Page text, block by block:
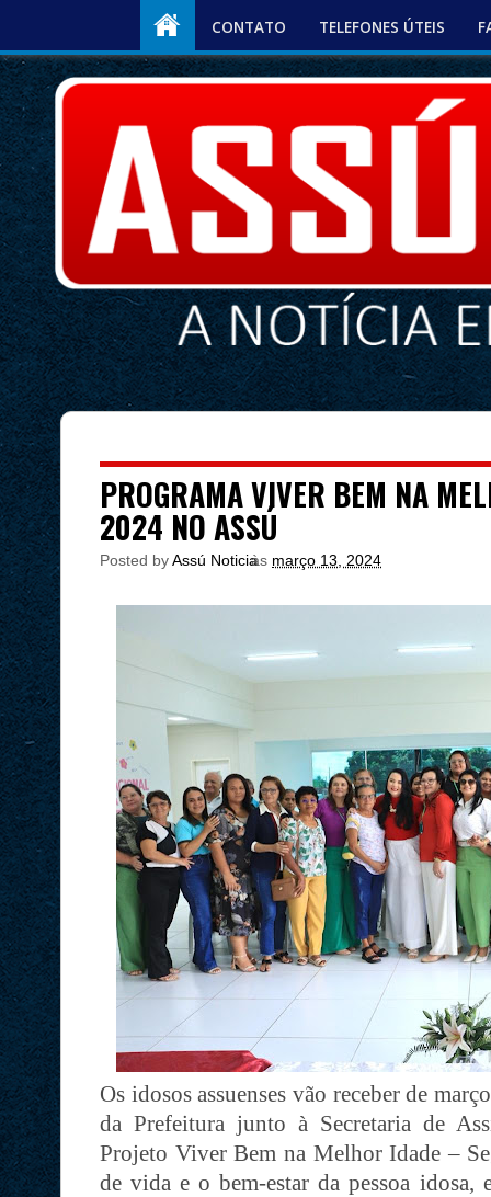
CONTATO TELEFONES ÚTEIS
PROGRAMA VIVER BEM NA
2024 NO ASSÚ
Posted byAssú Noticia
às março 13, 2024
Os idosos assuenses vão receber de
da Prefeitura junto à Secretaria de
Projeto Viver Bem na Melhor Idade –
de vida e o bem-estar da pessoa